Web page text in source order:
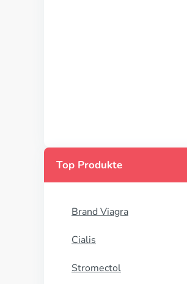
Top Produkte
Brand Viagra
Cialis
Stromectol